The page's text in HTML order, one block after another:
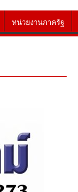
หน่วยงานภาครัฐ